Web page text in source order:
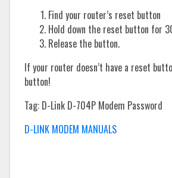
Find your router’s reset button
Hold down the reset button for
Release the button.
If your router doesn’t have a reset
button!
Tag: D-Link D-704P Modem Password
D-LINK MODEM MANUALS